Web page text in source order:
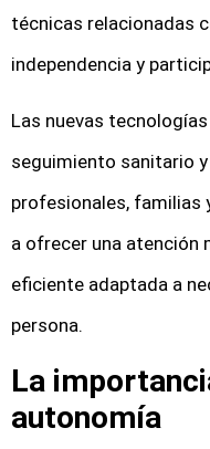
técnicas relacionadas
independencia y
Las nuevas
seguimiento sanitario
profesionales, familias
a ofrecer una atención
eficiente adaptada a
persona.
La
autonomía